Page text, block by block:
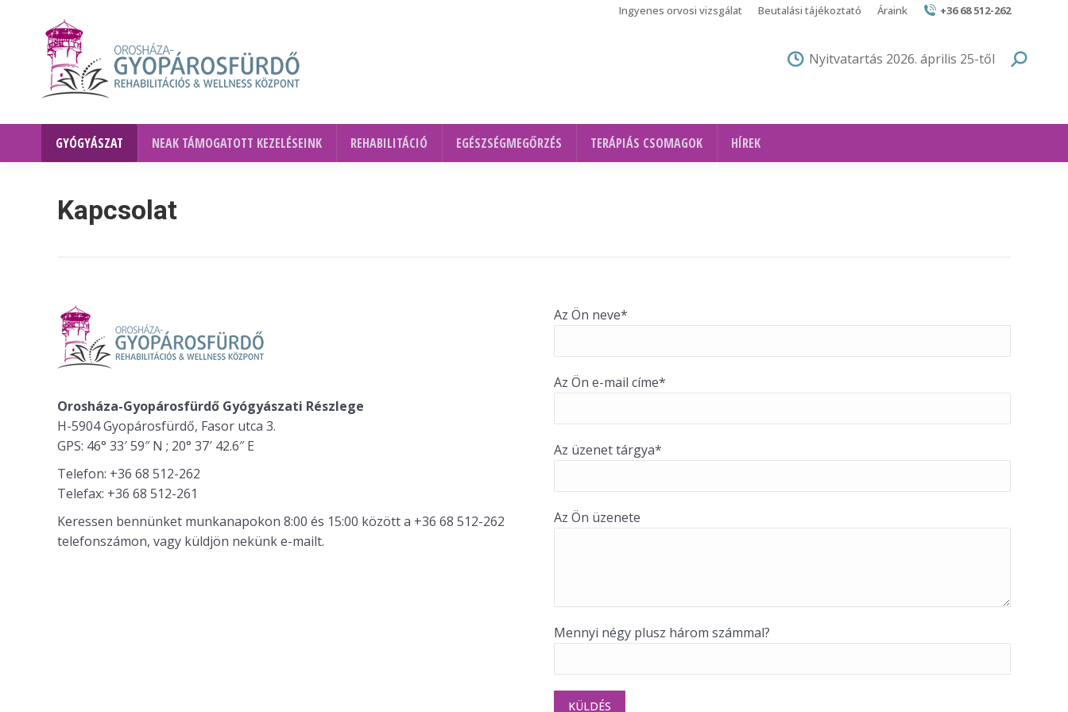
Ingyenes orvosi vizsgálat Beutalási tájékoztató Áraink +36 68 512-262
Nyitvatartás 2026. április 25-től
GYÓGYÁSZAT NEAK TÁMOGATOTT KEZELÉSEINK REHABILITÁCIÓ EGÉSZSÉGMEGŐRZÉS TERÁPIÁS CSOMAGOK HÍREK
Kapcsolat
Orosháza-Gyopárosfürdő Gyógyászati Részlege
H-5904 Gyopárosfürdő, Fasor utca 3.
GPS: 46° 33′ 59″ N ; 20° 37′ 42.6″ E
Telefon: +36 68 512-262
Telefax: +36 68 512-261
Keressen bennünket munkanapokon 8:00 és 15:00 között a +36 68 512-262
telefonszámon, vagy küldjön nekünk e-mailt.
Az Ön neve*
Az Ön e-mail címe*
Az üzenet tárgya*
Az Ön üzenete
Mennyi négy plusz három számmal?